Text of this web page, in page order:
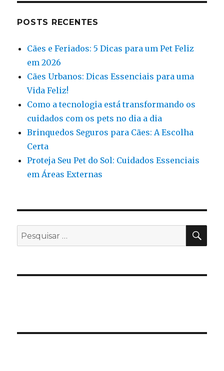
POSTS RECENTES
Cães e Feriados: 5 Dicas para um Pet Feliz
em 2026
Cães Urbanos: Dicas Essenciais para uma
Vida Feliz!
Como a tecnologia está transformando os
cuidados com os pets no dia a dia
Brinquedos Seguros para Cães: A Escolha
Certa
Proteja Seu Pet do Sol: Cuidados Essenciais
em Áreas Externas
Pesquisar
por: